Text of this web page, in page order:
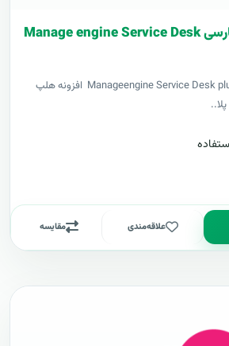
افزونه هلپ کارت فارسی Manage engine Service Desk
افزونه هلپ کارت فارسی Manageengine Service Desk plus افزونه هلپ
علاقه‌مندی مقایسه